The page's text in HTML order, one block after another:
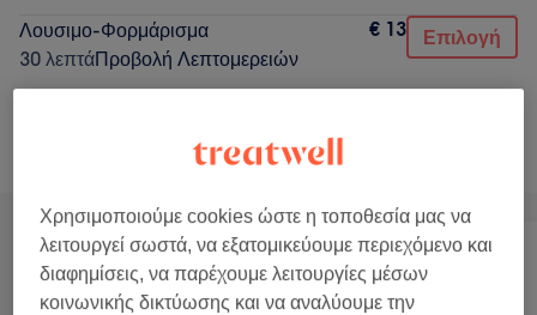
Λουσιμο-Φορμάρισμα
30 λεπτάΠροβολή Λεπτομερειών
€ 13 Επιλογή
Αναζήτηση υπηρεσιών
Όλα Μαλλιά
Χρησιμοποιούμε cookies ώστε η τοποθεσία μας να
λειτουργεί σωστά, να εξατομικεύουμε περιεχόμενο και
διαφημίσεις, να παρέχουμε λειτουργίες μέσων
κοινωνικής δικτύωσης και να αναλύουμε την